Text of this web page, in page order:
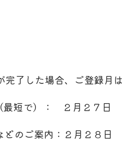
完了した場合、ご登録月
最短で）： ２月２７日
どのご案内：２月２８日